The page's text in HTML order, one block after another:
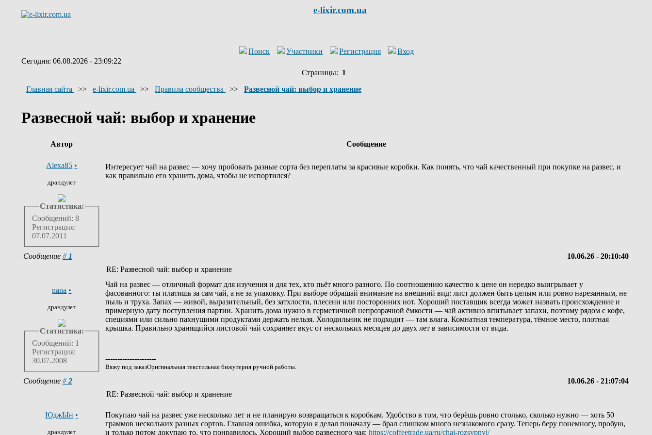
e-lixir.com.ua
Поиск Участники Регистрация
Вход
Сегодня: 06.08.2026 - 23:09:22
Страницы: 1
Главная сайта
>> e-lixir.com.ua >> Правила сообщества >> Развесной чай: выбор и хранение
Развесной чай: выбор и хранение
Автор Сообщение
Alexa85 •
драндулет
Статистика:
Сообщений: 8
Регистрация:
07.07.2011
Интересует чай на развес — хочу пробовать разные сорта без переплаты за красивые коробки. Как понять, что чай качественный при покупке на развес, и
как правильно его хранить дома, чтобы не испортился?
Сообщение # 1
10.06.26 - 20:10:40
RE: Развесной чай: выбор и хранение
nana •
драндулет
Статистика:
Сообщений: 1
Регистрация:
30.07.2008
Чай на развес — отличный формат для изучения и для тех, кто пьёт много разного. По соотношению качество к цене он нередко выигрывает у
фасованного: ты платишь за сам чай, а не за упаковку. При выборе обращай внимание на внешний вид: лист должен быть целым или ровно нарезанным, не
пыль и труха. Запах — живой, выразительный, без затхлости, плесени или посторонних нот. Хороший поставщик всегда может назвать происхождение и
примерную дату поступления партии. Хранить дома нужно в герметичной непрозрачной ёмкости — чай активно впитывает запахи, поэтому рядом с кофе,
специями или сильно пахнущими продуктами держать нельзя. Холодильник не подходит — там влага. Комнатная температура, тёмное место, плотная
крышка. Правильно хранящийся листовой чай сохраняет вкус от нескольких месяцев до двух лет в зависимости от вида.
---------------------
Вяжу под заказОригинальная текстильная бижутерия ручной работы.
Сообщение #2
10.06.26 - 21:07:04
RE: Развесной чай: выбор и хранение
ЮджЫн •
драндулет
Покупаю чай на развес уже несколько лет и не планирую возвращаться к коробкам. Удобство в том, что берёшь ровно столько, сколько нужно — хоть 50
граммов нескольких разных сортов. Главная ошибка, которую я делал поначалу — брал слишком много незнакомого сразу. Теперь беру понемногу, пробую,
и только потом докупаю то, что понравилось. Хороший выбор развесного чая: https://coffeetrade.ua/ru/chai-rozsypnyi/